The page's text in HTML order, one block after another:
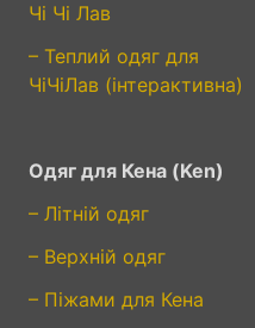
Чі Чі Лав
– Теплий одяг для
ЧіЧіЛав (інтерактивна)
Одяг для Кена (Ken)
– Літній одяг
– Верхній одяг
– Піжами для Кена